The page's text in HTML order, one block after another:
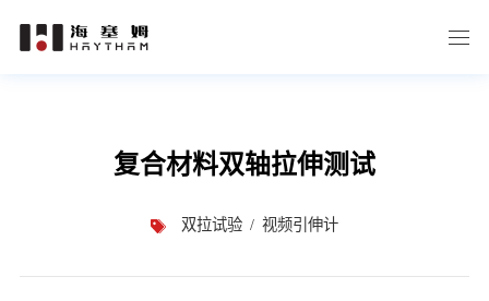
复合材料双轴拉伸测试
双拉试验 视频引伸计